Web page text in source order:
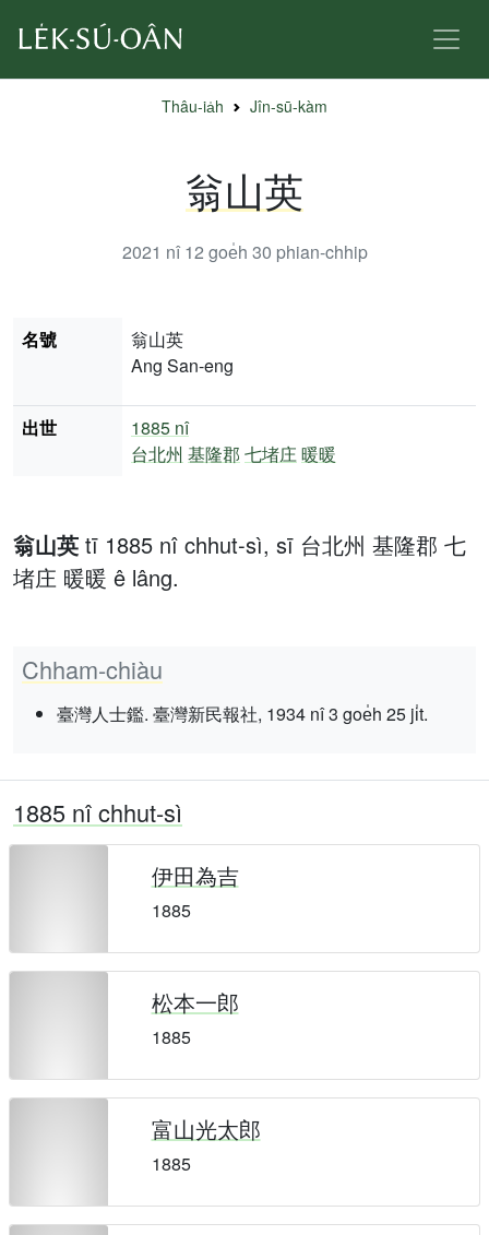
Thâu-ia̍h Jîn-sū-kàm
翁山英
2021 nî 12 goe̍h 30 phian-chhip
翁山英 tī 1885 nî chhut-sì, sī 台北州 基隆郡 七
堵庄 暖暖 ê lâng.
Chham-chiàu
臺灣人士鑑. 臺灣新民報社, 1934 nî 3 goe̍h 25 ji̍t.
名號
翁山英
Ang San-eng
出世
1885 nî
台北州 基隆郡 七堵庄暖暖
1885 nî chhut-sì
伊田為吉
1885
松本一郎
1885
富山光太郎
1885